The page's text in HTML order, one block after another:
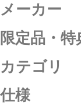
メーカー
限定品・特
カテゴリ
仕様